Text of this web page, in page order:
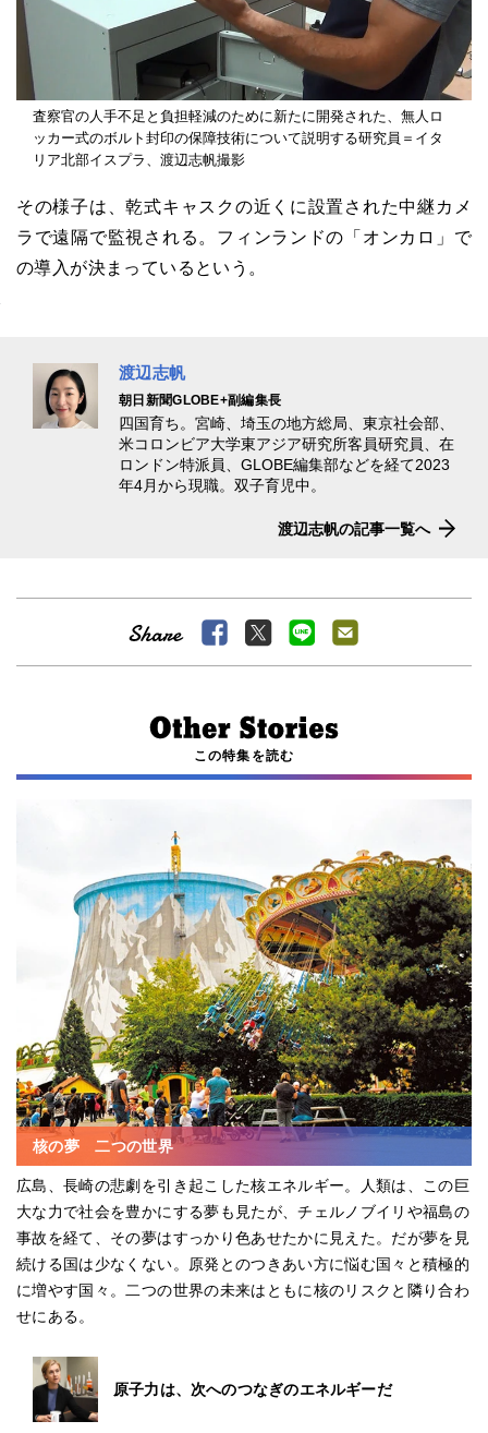
査察官の人手不足と負担軽減のために新たに開発された、無人ロ
ッカー式のボルト封印の保障技術について説明する研究員＝イタ
リア北部イスプラ、渡辺志帆撮影
その様子は、乾式キャスクの近くに設置された中継カメ
ラで遠隔で監視される。フィンランドの「オンカロ」で
の導入が決まっているという。
渡辺志帆
朝日新聞GLOBE+副編集長
四国育ち。宮崎、埼玉の地方総局、東京社会部、
米コロンビア大学東アジア研究所客員研究員、在
ロンドン特派員、GLOBE編集部などを経て2023
年4月から現職。双子育児中。
渡辺志帆の記事一覧へ
この特集を読む
核の夢 二つの世界
広島、長崎の悲劇を引き起こした核エネルギー。人類は、この巨
大な力で社会を豊かにする夢も見たが、チェルノブイリや福島の
事故を経て、その夢はすっかり色あせたかに見えた。だが夢を見
続ける国は少なくない。原発とのつきあい方に悩む国々と積極的
に増やす国々。二つの世界の未来はともに核のリスクと隣り合わ
せにある。
原子力は、次へのつなぎのエネルギーだ